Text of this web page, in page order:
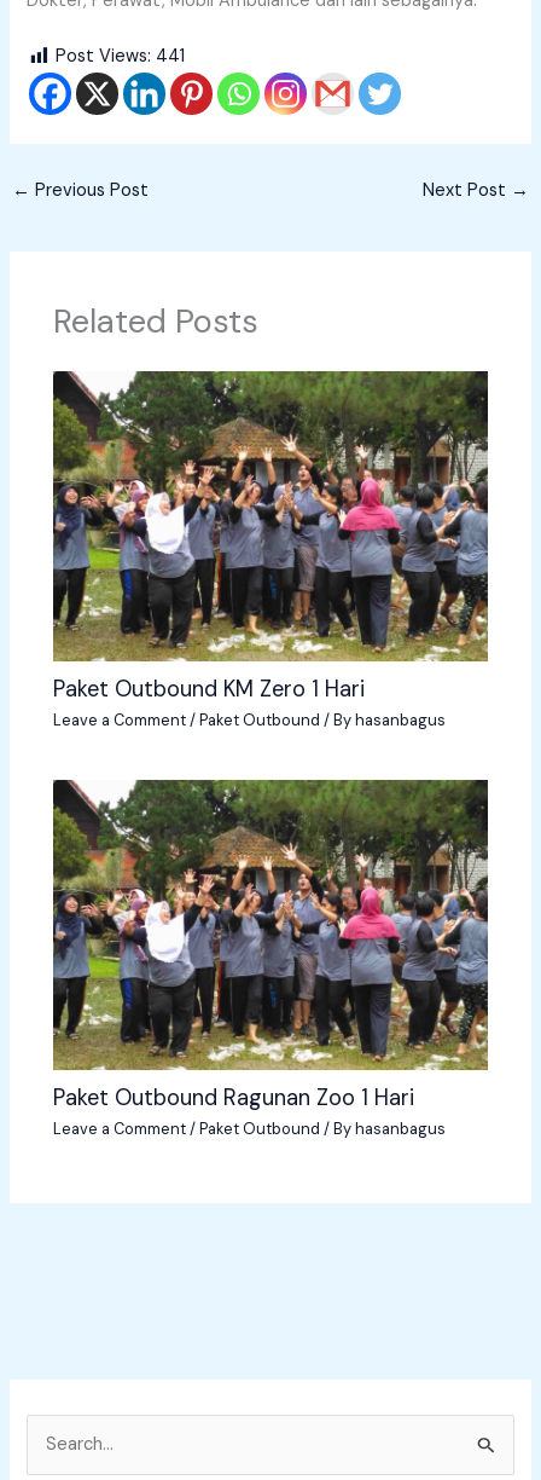
Post Views: 441
← Previous Post Next Post →
Related Posts
Paket Outbound KM Zero 1 Hari
Leave a Comment/Paket Outbound / Byhasanbagus
Paket Outbound Ragunan Zoo 1 Hari
Leave a Comment/Paket Outbound / Byhasanbagus